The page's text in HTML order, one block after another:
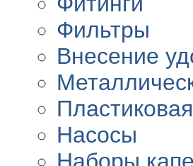
Фильтры
Внесение
Насосы